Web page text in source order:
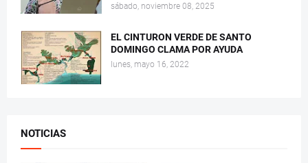
sábado, noviembre 08, 2025
EL CINTURON VERDE DE SANTO
DOMINGO CLAMA POR AYUDA
lunes, mayo 16, 2022
NOTICIAS